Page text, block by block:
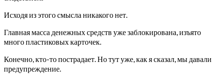
Исходя из этого смысла никакого нет.
Главная масса денежных средств уже заблокирована, изъято
много пластиковых карточек.
Конечно, кто-то пострадает. Но тут уже, как я сказал, мы давали
предупреждение.